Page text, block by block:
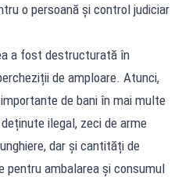
o persoană și control judiciar
a fost destructurată în
de amploare. Atunci,
de bani în mai multe
ilegal, zeci de arme
dar și cantități de
pentru ambalarea și consumul